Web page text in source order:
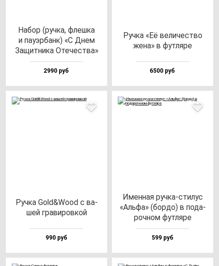
Набор (руч­ка, флеш­ка
и па­уэр­банк) «С Днем
Защит­ни­ка Оте­чес­тва»
2990 руб
Руч­ка «Её ве­ли­чес­тво
же­на» в фут­ля­ре
6500 руб
Руч­ка Gold&Wood с ва­
шей гра­ви­ров­кой
990 руб
Имен­ная руч­ка-сти­лус
«Аль­фа» (бор­до) в по­да­
роч­ном фут­ля­ре
599 руб